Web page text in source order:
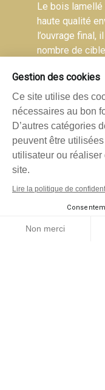
Gestion des cookies
Ce site utilise des
nécessaires au bon
D’autres catégories
peuvent être
utilisateur ou
site.
Lire la politique de
Non merci
Le bois
haute qualité
l’ouvrage final,
nombre de
Stockage
Transformé,
en fin de vie, 1
CO2 qu’il n’en
EN SAVOIR
Sur Leclercq